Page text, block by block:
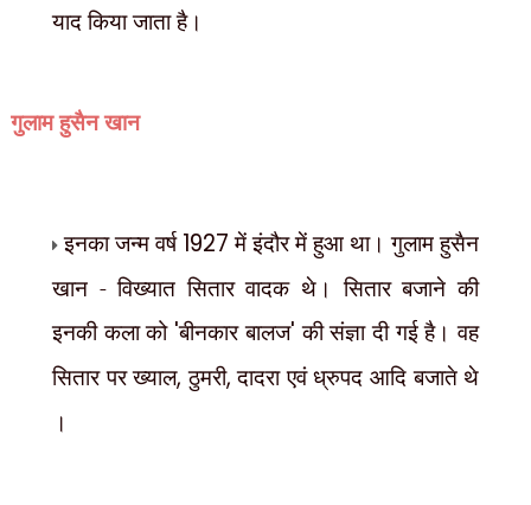
याद किया जाता है।
गुलाम हुसैन खान
इनका जन्म वर्ष 1927 में इंदौर में हुआ था। गुलाम हुसैन
खान - विख्यात सितार वादक थे। सितार बजाने की
इनकी कला को 'बीनकार बालज'की संज्ञा दी गई है। वह
सितार पर ख्याल,ठुमरी,दादरा एवं ध्रुपद आदि बजाते थे
।